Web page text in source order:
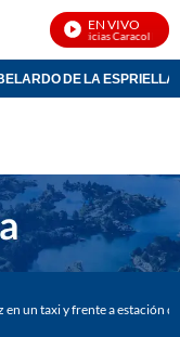
EN VIVO
Noticias Caracol En
DE LA ESPRIELLA
en un taxi y frente a estación